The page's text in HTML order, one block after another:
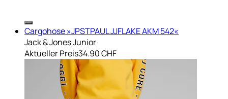
Cargohose »JPSTPAUL JJFLAKE AKM 542«
Jack & Jones Junior
Aktueller Preis34.90 CHF